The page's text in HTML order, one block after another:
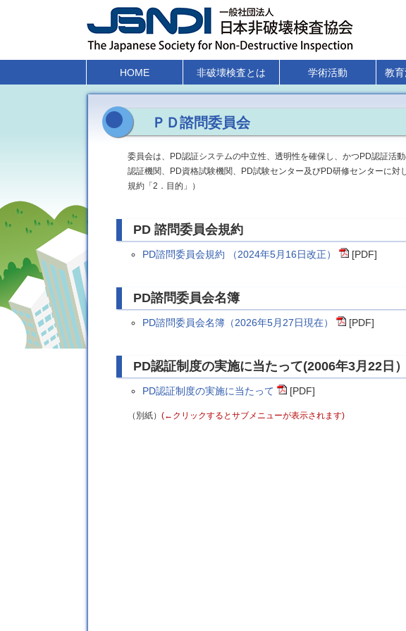
HOME 非破壊検査とは 学術活動 教
ＰＤ諮問委員会
委員会は、PD認証システムの中立性、透明性を確保し、かつPD認証活
認証機関、PD資格試験機関、PD試験センター及びPD研修センターに
規約「2．目的」）
PD 諮問委員会規約
PD諮問委員会規約 （2024年5月16日改正） [PDF]
PD諮問委員会名簿
PD諮問委員会名簿（2026年5月27日現在） [PDF]
PD認証制度の実施に当たって(2006年3月22日）
PD認証制度の実施に当たって [PDF]
（別紙） (←クリックするとサブメニューが表示されます)